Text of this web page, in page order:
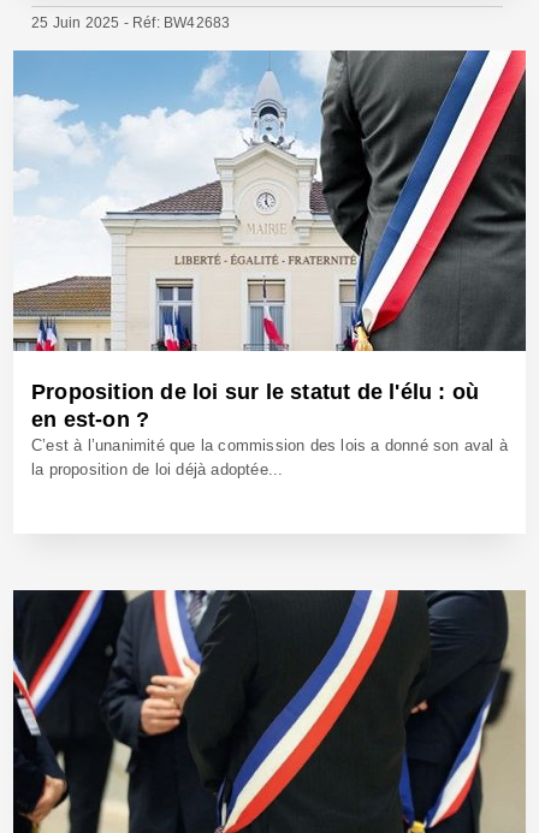
25 Juin 2025 - Réf: BW42683
Proposition de loi sur le statut de l'élu : où
en est-on ?
C’est à l’unanimité que la commission des lois a donné son aval à
la proposition de loi déjà adoptée...
23 Juin 2025 - Réf: BW42682